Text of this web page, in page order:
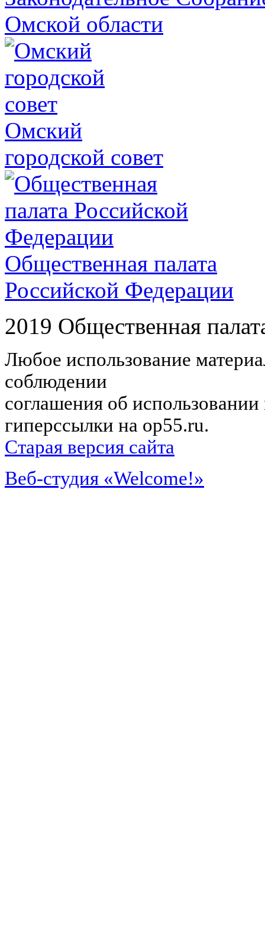
Омской области
Омский
городской совет
Общественная палата
Российской Федерации
2019 Общественная
Любое использование
соблюдении
соглашения об
гиперссылки на op55.ru.
Старая версия сайта
Веб-студия «Welcome!»